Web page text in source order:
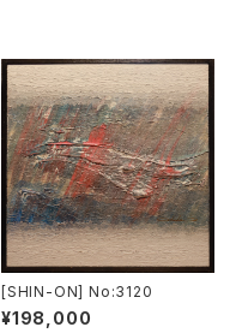
[SHIN-ON] No:3120
¥198,000